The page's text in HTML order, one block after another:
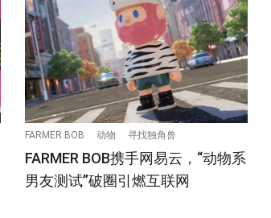
FARMER BOB 动物 寻找独角兽
FARMER BOB携手网易云，“动物系
男友测试”破圈引燃互联网